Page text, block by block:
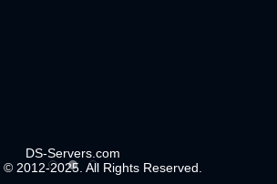
DS-Servers.com
2012-2025. All Rights Reserved.